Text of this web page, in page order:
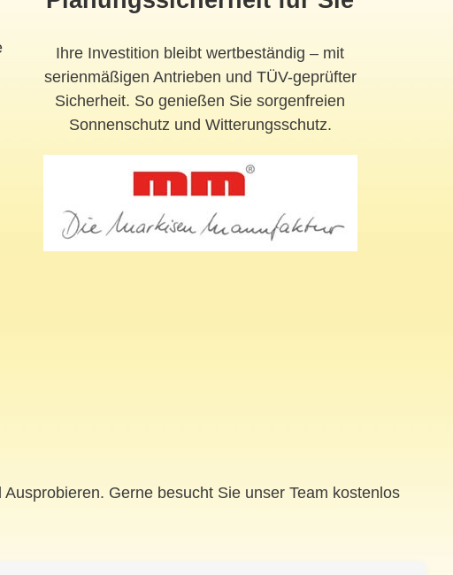
Ihre Investition bleibt wertbeständig – mit
serienmäßigen Antrieben und TÜV-geprüfter
Sicherheit. So genießen Sie sorgenfreien
Sonnenschutz und Witterungsschutz.
Gerne besucht Sie unser Team kostenlos